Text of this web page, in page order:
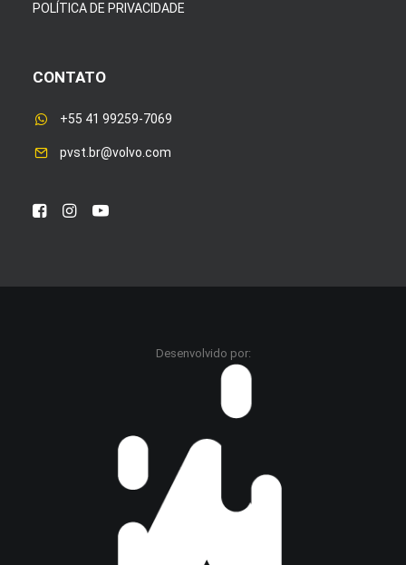
POLÍTICA DE PRIVACIDADE
CONTATO
+55 41 99259-7069
pvst.br@volvo.com
Desenvolvido por: